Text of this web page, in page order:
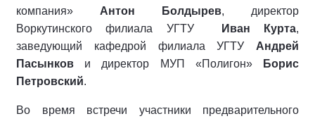
компания» Антон Болдырев, директор
Воркутинского филиала УГТУ
Иван Курта,
заведующий кафедрой филиала УГТУ Андрей
Пасынков и директор МУП «Полигон»
Борис
Петровский.
Во время встречи участники предварительного